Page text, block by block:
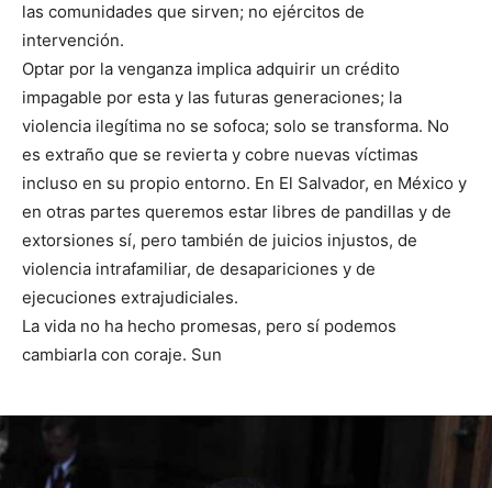
las comunidades que sirven; no ejércitos de
intervención.
Optar por la venganza implica adquirir un crédito
impagable por esta y las futuras generaciones; la
violencia ilegítima no se sofoca; solo se transforma. No
es extraño que se revierta y cobre nuevas víctimas
incluso en su propio entorno. En El Salvador, en México y
en otras partes queremos estar libres de pandillas y de
extorsiones sí, pero también de juicios injustos, de
violencia intrafamiliar, de desapariciones y de
ejecuciones extrajudiciales.
La vida no ha hecho promesas, pero sí podemos
cambiarla con coraje. Sun